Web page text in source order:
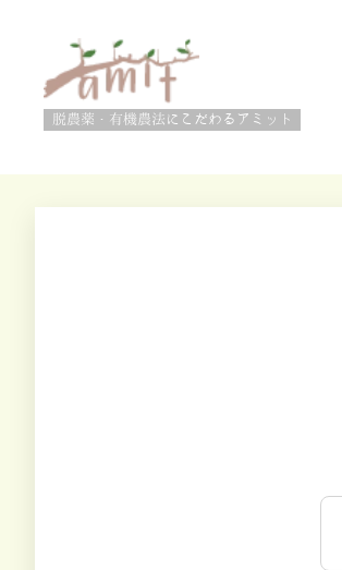
脱農薬・有機農法にこだわるアミット